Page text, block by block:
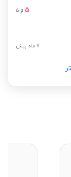
5 از 5
7 ماه پیش